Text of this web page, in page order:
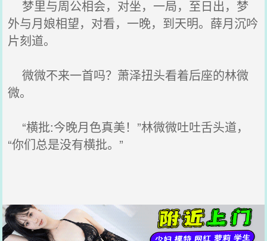
梦里与周公相会，对坐，一局，至日出，梦
外与月娘相望，对看，一晚，到天明。薛月沉吟
片刻道。
微微不来一首吗？萧泽扭头看着后座的林微
微。
“横批:今晚月色真美！”林微微吐吐舌头道，
“你们总是没有横批。”